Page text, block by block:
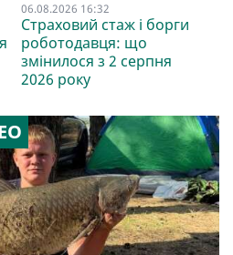
06.08.2026 16:32
Страховий стаж і борги
роботодавця: що
змінилося з 2 серпня
2026 року